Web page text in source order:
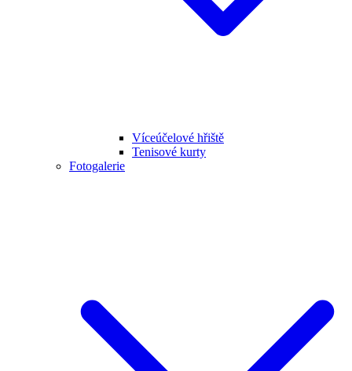
Víceúčelové hřiště
Tenisové kurty
Fotogalerie